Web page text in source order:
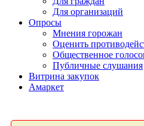
Для организаций
Опросы
Мнения горожан
Оценить
Общественное
Публичные слушания
Витрина закупок
Амаркет